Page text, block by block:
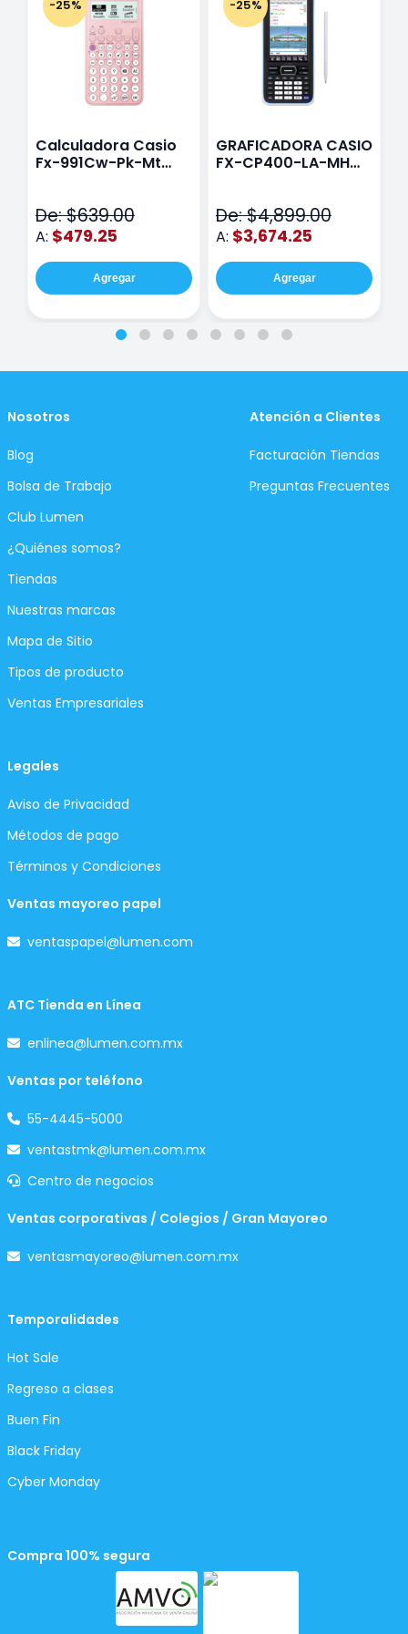
-25%
Calculadora Casio
Fx-991Cw-Pk-Mt
De: $639.00
A: $479.25
Agregar
-25%
GRAFICADORA CASIO
FX-CP400-LA-MH
De: $4,899.00
A: $3,674.25
Agregar
Nosotros
Blog
Bolsa de Trabajo
Club Lumen
¿Quiénes somos?
Tiendas
Nuestras marcas
Mapa de Sitio
Tipos de producto
Ventas Empresariales
Atención a Clientes
Facturación Tiendas
Preguntas Frecuentes
Legales
Aviso de Privacidad
Métodos de pago
Términos y Condiciones
Ventas mayoreo papel
ventaspapel@lumen.com
ATC Tienda en Línea
enlinea@lumen.com.mx
Ventas por teléfono
55-4445-5000
ventastmk@lumen.com.mx
Centro de negocios
Ventas corporativas / Colegios / Gran Mayoreo
ventasmayoreo@lumen.com.mx
Temporalidades
Hot Sale
Regreso a clases
Buen Fin
Black Friday
Cyber Monday
Compra 100% segura